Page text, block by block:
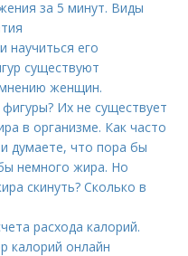
за 5 минут. Виды
научиться его
существуют
женщин.
Их не существует
в организме. Как часто
думаете, что пора бы
немного жира. Но
скинуть? Сколько в
расхода калорий.
калорий онлайн